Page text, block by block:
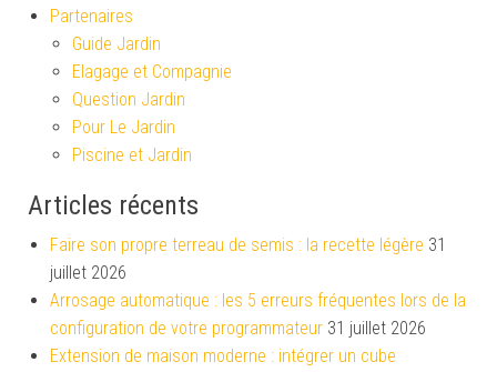
Partenaires
Guide Jardin
Elagage et Compagnie
Question Jardin
Pour Le Jardin
Piscine et Jardin
Articles récents
Faire son propre terreau de semis : la recette légère 31
juillet 2026
Arrosage automatique : les 5 erreurs fréquentes lors de la
configuration de votre programmateur 31 juillet 2026
Extension de maison moderne : intégrer un cube